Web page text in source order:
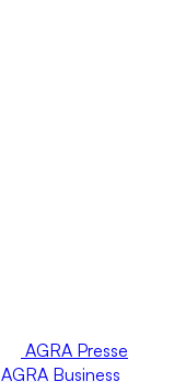
AGRA Presse
AGRA Business